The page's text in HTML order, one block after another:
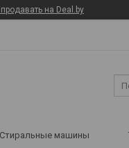
на Deal.by
Стиральные машины